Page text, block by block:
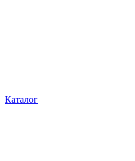
Каталог